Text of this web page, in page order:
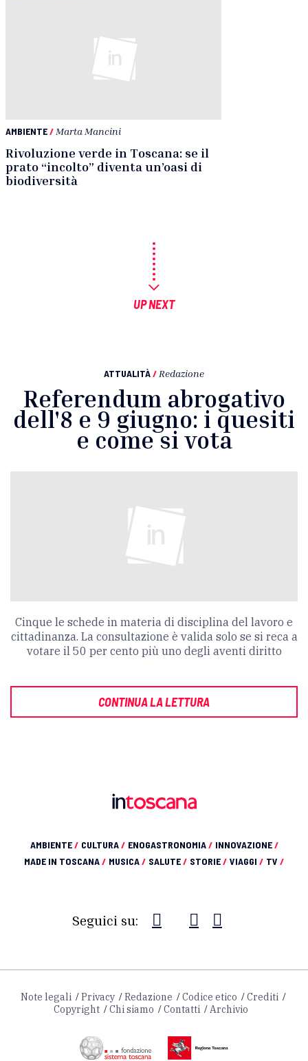
AMBIENTE/ Marta Mancini
Rivoluzione verde in Toscana: se il
prato “incolto” diventa un’oasi di
biodiversità
UP NEXT
ATTUALITÀ/ Redazione
Referendum abrogativo
dell'8 e 9 giugno: i quesiti
e come si vota
Cinque le schede in materia di disciplina del lavoro e
cittadinanza. La consultazione è valida solo se si reca a
votare il 50 per cento più uno degli aventi diritto
CONTINUA LA LETTURA
AMBIENTE/ CULTURA/ ENOGASTRONOMIA/ INNOVAZIONE/
MADE IN TOSCANA/ MUSICA/ SALUTE/ STORIE/ VIAGGI / TV /
Seguici su:
Note legali Privacy Redazione Codice etico
Crediti
Copyright
Chi siamo Contatti Archivio